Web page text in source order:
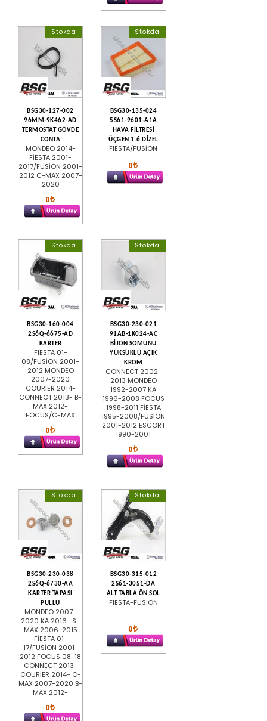
Stokda
BSG30-127-002
96MM-9K462-AD
TERMOSTAT GÖVDE
CONTA
MONDEO 2014-
FİESTA 2001-
2017/FUSİON 2001-
2012 C-MAX 2007-
2020
0
Stokda
BSG30-135-024
5S61-9601-A1A
HAVA FİLTRESİ
ÜÇGEN 1.6 DİZEL
FIESTA/FUSİON
0
Stokda
BSG30-160-004
2S6Q-6675-AD
KARTER
FIESTA 01-
08/FUSİON 2001-
2012 MONDEO
2007-2020
COURİER 2014-
CONNECT 2013- B-
MAX 2012-
FOCUS/C-MAX
0
Stokda
BSG30-230-021
91AB-1K024-AC
BİJON SOMUNU
YÜKSÜKLÜ AÇIK
KROM
CONNECT 2002-
2013 MONDEO
1992-2007 KA
1996-2008 FOCUS
1998-2011 FİESTA
1995-2008/FUSİON
2001-2012 ESCORT
1990-2001
0
Stokda
BSG30-230-038
2S6Q-6730-AA
KARTER TAPASI
PULLU
MONDEO 2007-
2020 KA 2016- S-
MAX 2006-2015
FİESTA 01-
17/FUSİON 2001-
2012 FOCUS 08-18
CONNECT 2013-
COURİER 2014- C-
MAX 2007-2020 B-
MAX 2012-
0
Stokda
BSG30-315-012
2S61-3051-DA
ALT TABLA ÖN SOL
FIESTA-FUSION
0